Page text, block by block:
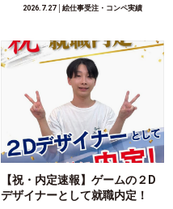
2026.7.27│絵仕事受注・コンペ実績
【祝・内定速報】ゲームの２D
デザイナーとして就職内定！